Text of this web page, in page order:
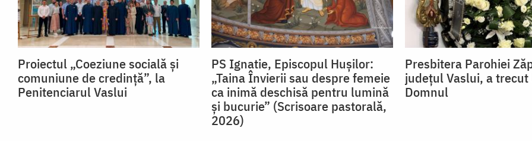
Proiectul „Coeziune socială și
comuniune de credință”, la
Penitenciarul Vaslui
PS Ignatie, Episcopul Hușilor:
„Taina Învierii sau despre femeie
ca inimă deschisă pentru lumină
şi bucurie” (Scrisoare pastorală,
2026)
Presbitera Parohiei
județul Vaslui, a trecut
Domnul